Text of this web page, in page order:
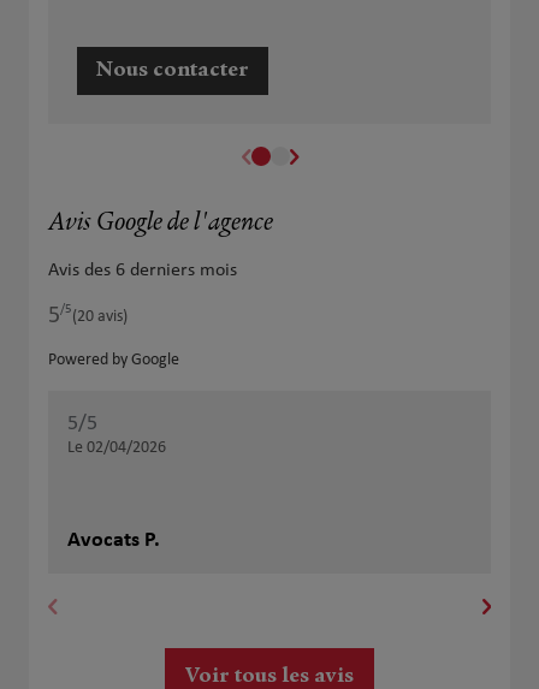
Nous contacter
Avis Google de l'agence
Avis des 6 derniers mois
5/5Note de 5 sur 5
(20 avis)
Powered by Google
5/5
Le 02/04/2026
Avocats P.
Voir tous les avis